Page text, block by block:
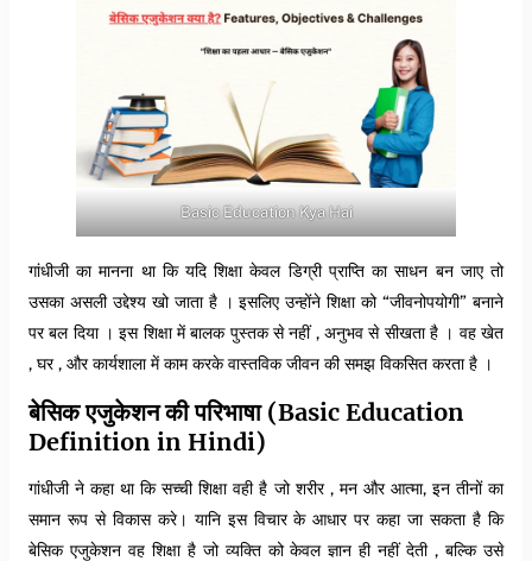
Basic Education Kya Hai
गांधीजी का मानना था कि यदि शिक्षा केवल डिग्री प्राप्ति का साधन बन जाए तो
उसका असली उद्देश्य खो जाता है । इसलिए उन्होंने शिक्षा को “जीवनोपयोगी” बनाने
पर बल दिया । इस शिक्षा में बालक पुस्तक से नहीं , अनुभव से सीखता है । वह खेत
, घर , और कार्यशाला में काम करके वास्तविक जीवन की समझ विकसित करता है ।
बेसिक एजुकेशन की परिभाषा (Basic Education
Definition in Hindi)
गांधीजी ने कहा था कि सच्ची शिक्षा वही है जो शरीर , मन और आत्मा, इन तीनों का
समान रूप से विकास करे। यानि इस विचार के आधार पर कहा जा सकता है कि
बेसिक एजुकेशन वह शिक्षा है जो व्यक्ति को केवल ज्ञान ही नहीं देती , बल्कि उसे